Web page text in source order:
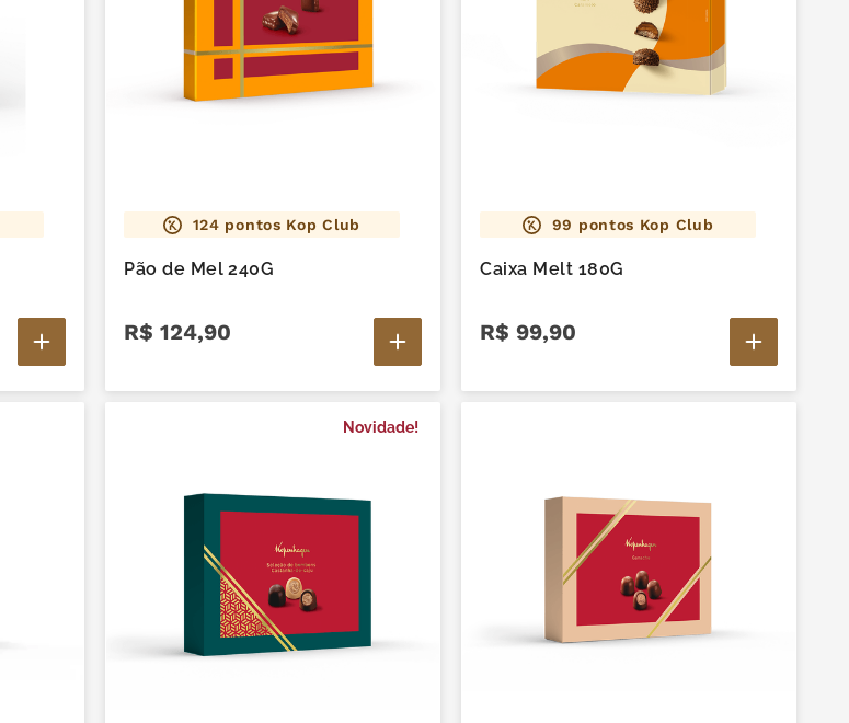
124 pontos Kop Club
Pão de Mel 240G
R$ 124,90
99 pontos Kop Club
Caixa Melt 180G
R$ 99,90
Novidade!